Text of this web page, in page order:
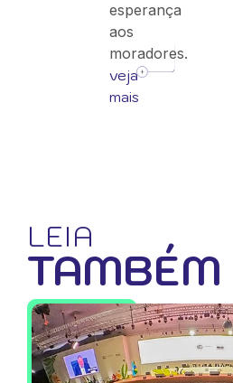
esperança
aos
moradores.
veja
mais
LEIA
TAMBÉM